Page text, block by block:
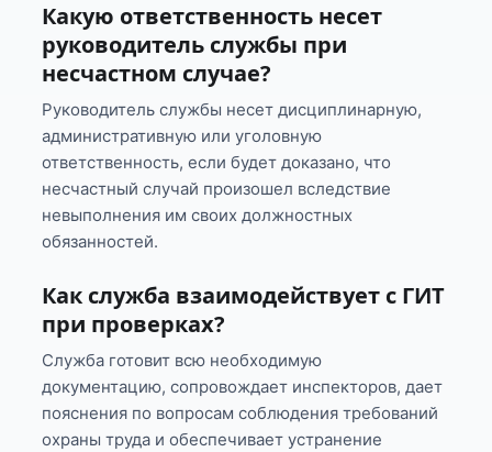
Какую ответственность несет
руководитель службы при
несчастном случае?
Руководитель службы несет дисциплинарную,
административную или уголовную
ответственность, если будет доказано, что
несчастный случай произошел вследствие
невыполнения им своих должностных
обязанностей.
Как служба взаимодействует с ГИТ
при проверках?
Служба готовит всю необходимую
документацию, сопровождает инспекторов, дает
пояснения по вопросам соблюдения требований
охраны труда и обеспечивает устранение